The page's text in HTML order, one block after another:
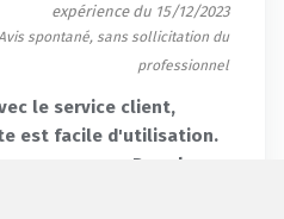
expérience du 15/12/2023
Avis spontané, sans sollicitation du
professionnel
le service client,
est facile d'utilisation.
connue. Pour le